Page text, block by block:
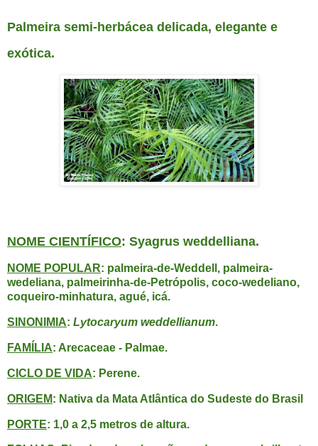
Palmeira semi-herbácea delicada, elegante e
exótica.
NOME CIENTÍFICO: Syagrus weddelliana.
NOME POPULAR: palmeira-de-Weddell, palmeira-
wedeliana, palmeirinha-de-Petrópolis, coco-wedeliano,
coqueiro-minhatura, agué, icá.
SINONIMIA: Lytocaryum weddellianum.
FAMÍLIA: Arecaceae - Palmae.
CICLO DE VIDA: Perene.
ORIGEM: Nativa da Mata Atlântica do Sudeste do Brasil
PORTE: 1,0 a 2,5 metros de altura.